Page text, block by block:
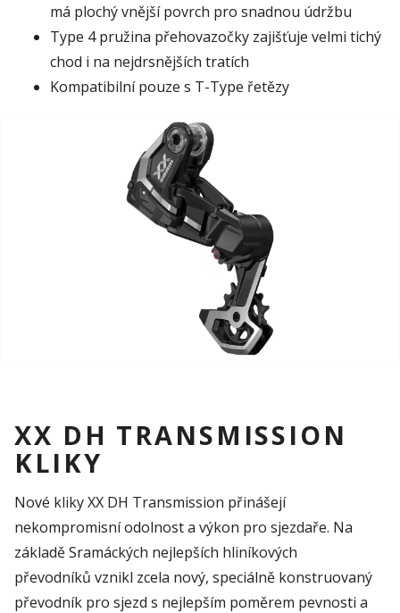
má plochý vnější povrch pro snadnou údržbu
Type 4 pružina přehovazočky zajišťuje velmi tichý
chod i na nejdrsnějších tratích
Kompatibilní pouze s T-Type řetězy
XX DH TRANSMISSION
KLIKY
Nové kliky XX DH Transmission přinášejí
nekompromisní odolnost a výkon pro sjezdaře. Na
základě Sramáckých nejlepších hliníkových
převodníků vznikl zcela nový, speciálně konstruovaný
převodník pro sjezd s nejlepším poměrem pevnosti a